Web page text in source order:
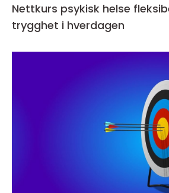
Nettkurs psykisk helse fleksibel læring for økt
trygghet i hverdagen